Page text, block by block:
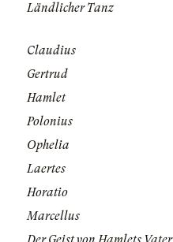
Ländlicher Tanz
Claudius
Gertrud
Hamlet
Polonius
Ophelia
Laertes
Horatio
Marcellus